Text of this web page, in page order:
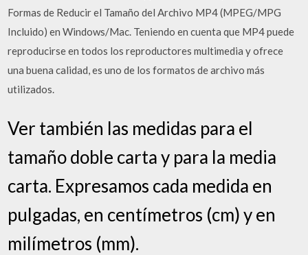
Formas de Reducir el Tamaño del Archivo MP4 (MPEG/MPG
Incluido) en Windows/Mac. Teniendo en cuenta que MP4 puede
reproducirse en todos los reproductores multimedia y ofrece
una buena calidad, es uno de los formatos de archivo más
utilizados.
Ver también las medidas para el
tamaño doble carta y para la media
carta. Expresamos cada medida en
pulgadas, en centímetros (cm) y en
milímetros (mm).